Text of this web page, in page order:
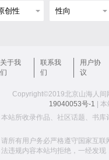
关于我
们
联系我
们
用户协
议
Copyright©2019北京山海人间
19040053号-1 | 本
本站所收录作品、社区话题、书
请所有用户务必严格遵守国家互
法违规内容本站均拒绝，一经发